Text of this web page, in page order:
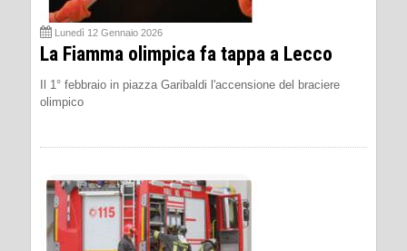
Lunedì 12 Gennaio 2026
La Fiamma olimpica fa tappa a Lecco
Il 1° febbraio in piazza Garibaldi l'accensione del braciere
olimpico